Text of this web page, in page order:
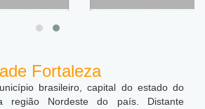
Fortaleza
brasileiro, capital do estado do
região Nordeste do país. Distante